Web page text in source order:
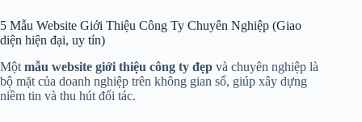
5 Mẫu Website Giới Thiệu Công Ty Chuyên Nghiệp (Giao
diện hiện đại, uy tín)
Một mẫu website giới thiệu công ty đẹp và chuyên nghiệp là
bộ mặt của doanh nghiệp trên không gian số, giúp xây dựng
niềm tin và thu hút đối tác.